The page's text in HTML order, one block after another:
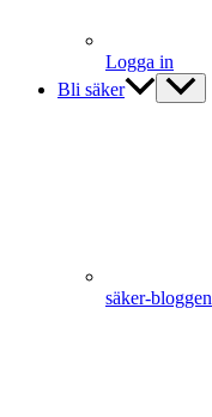
Logga in
Bli säker
säker-bloggen